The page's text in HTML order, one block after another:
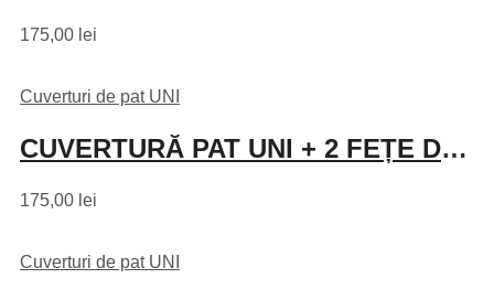
175,00 lei
Cuverturi de pat UNI
CUVERTURĂ PAT UNI + 2 FEȚE DE PERNĂ – ANTRACIT
175,00 lei
Cuverturi de pat UNI